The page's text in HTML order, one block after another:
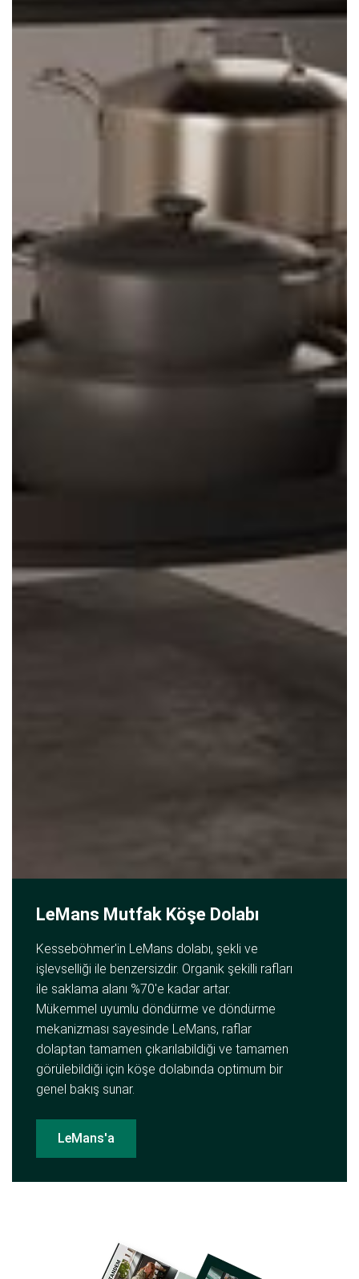
LeMans Mutfak Köşe Dolabı
Kesseböhmer'in LeMans dolabı, şekli ve
işlevselliği ile benzersizdir. Organik şekilli rafları
ile saklama alanı %70'e kadar artar.
Mükemmel uyumlu döndürme ve döndürme
mekanizması sayesinde LeMans, raflar
dolaptan tamamen çıkarılabildiği ve tamamen
görülebildiği için köşe dolabında optimum bir
genel bakış sunar.
LeMans'a